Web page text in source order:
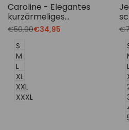
Caroline - Elegantes
kurzärmeliges
Rüschenkleid für Damen
Translation
missing:
€50,00Translation
missing:
€34,95
S
M
L
XL
XXL
XXXL